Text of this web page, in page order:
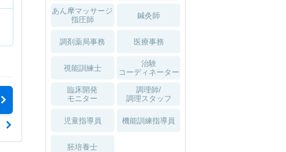
あん摩マッサージ
指圧師
鍼灸師
調剤薬局事務 医療事務
視能訓練士
治験
コーディネーター
臨床開発
モニター
調理師/
調理スタッフ
児童指導員 機能訓練指導員
胚培養士